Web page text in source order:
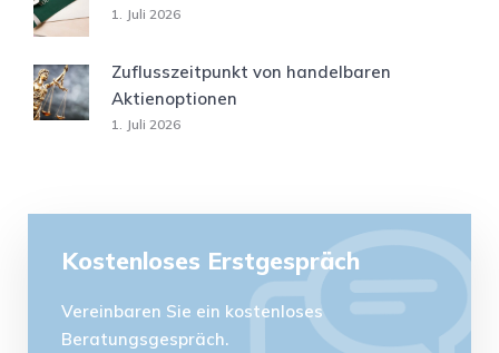
1. Juli 2026
Zuflusszeitpunkt von handelbaren
Aktienoptionen
1. Juli 2026
Kostenloses Erstgespräch
Vereinbaren Sie ein kostenloses
Beratungsgespräch.